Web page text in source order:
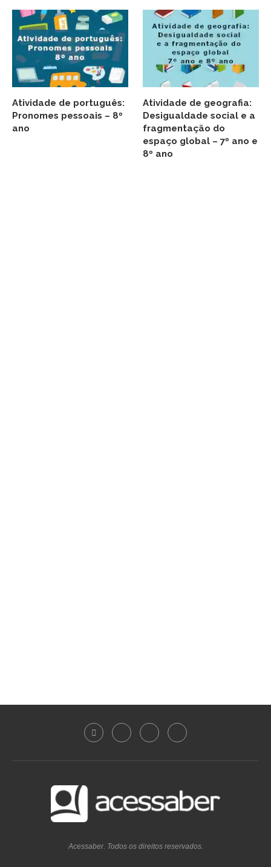
Atividade de português:
Pronomes pessoais – 8º
ano
Atividade de geografia:
Desigualdade social e a
fragmentação do
espaço global – 7º ano e
8º ano
Acessaber. Todos os direitos reservados.